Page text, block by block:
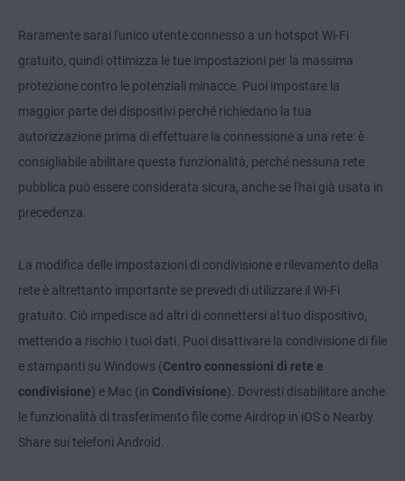
Raramente sarai l'unico utente connesso a un hotspot Wi-Fi
gratuito, quindi ottimizza le tue impostazioni per la massima
protezione contro le potenziali minacce. Puoi impostare la
maggior parte dei dispositivi perché richiedano la tua
autorizzazione prima di effettuare la connessione a una rete: è
consigliabile abilitare questa funzionalità, perché nessuna rete
pubblica può essere considerata sicura, anche se l'hai già usata in
precedenza.
La modifica delle impostazioni di condivisione e rilevamento della
rete è altrettanto importante se prevedi di utilizzare il Wi-Fi
gratuito. Ciò impedisce ad altri di connettersi al tuo dispositivo,
mettendo a rischio i tuoi dati. Puoi disattivare la condivisione di file
e stampanti su Windows (Centro connessioni di rete e
condivisione) e Mac (in Condivisione). Dovresti disabilitare anche
le funzionalità di trasferimento file come Airdrop in iOS o Nearby
Share sui telefoni Android.